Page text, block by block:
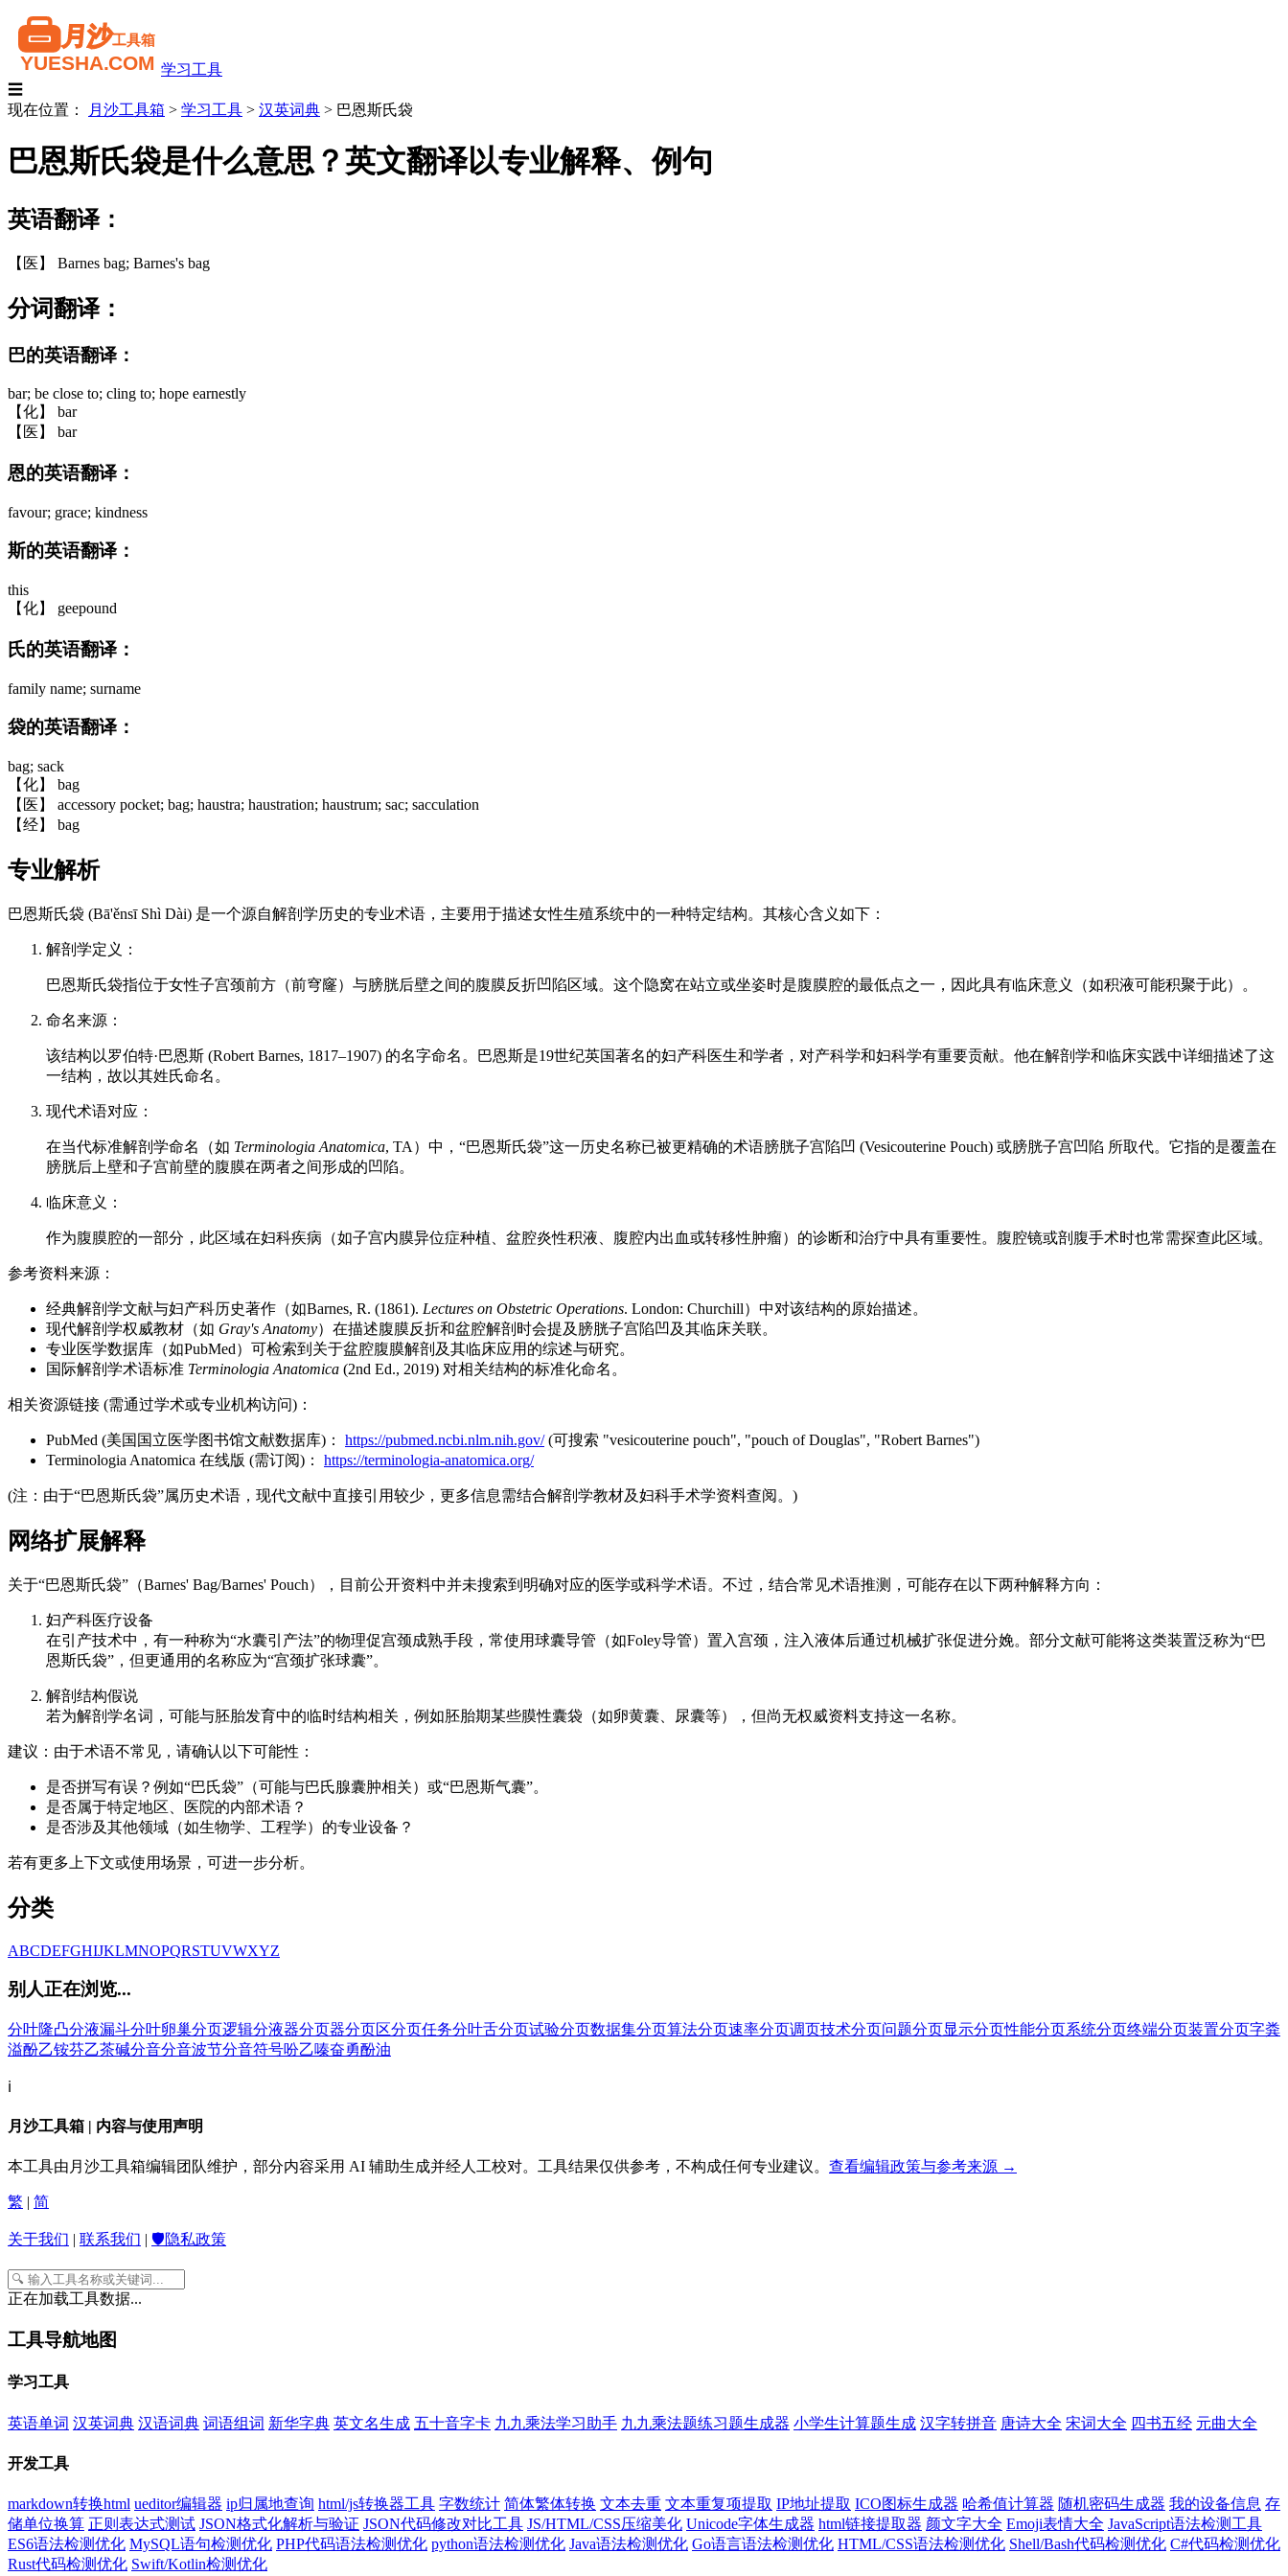
学习工具
☰
现在位置：
月沙工具箱 > 学习工具 > 汉英词典 > 巴恩斯氏袋
巴恩斯氏袋是什么意思？英文翻译以专业解释、例句
英语翻译：
【医】 Barnes bag; Barnes's bag
分词翻译：
巴的英语翻译：
bar; be close to; cling to; hope earnestly
【化】 bar
【医】 bar
恩的英语翻译：
favour; grace; kindness
斯的英语翻译：
this
【化】 geepound
氏的英语翻译：
family name; surname
袋的英语翻译：
bag; sack
【化】 bag
【医】 accessory pocket; bag; haustra; haustration; haustrum; sac; sacculation
【经】 bag
专业解析
巴恩斯氏袋 (Bā'ěnsī Shì Dài) 是一个源自解剖学历史的专业术语，主要用于描述女性生殖系统中的一种特定结构。其核心含义如下：
解剖学定义：
巴恩斯氏袋指位于女性子宫颈前方（前穹窿）与膀胱后壁之间的腹膜反折凹陷区域。这个隐窝在站立或坐姿时是腹膜腔的最低点之一，因此具有临床意义（如积液可能积聚于此）。
命名来源：
该结构以罗伯特·巴恩斯 (Robert Barnes, 1817–1907) 的名字命名。巴恩斯是19世纪英国著名的妇产科医生和学者，对产科学和妇科学有重要贡献。他在解剖学和临床实践中详细描述了这
一结构，故以其姓氏命名。
现代术语对应：
在当代标准解剖学命名（如 Terminologia Anatomica, TA）中，“巴恩斯氏袋”这一历史名称已被更精确的术语膀胱子宫陷凹 (Vesicouterine Pouch) 或膀胱子宫凹陷 所取代。它指的是覆盖在
膀胱后上壁和子宫前壁的腹膜在两者之间形成的凹陷。
临床意义：
作为腹膜腔的一部分，此区域在妇科疾病（如子宫内膜异位症种植、盆腔炎性积液、腹腔内出血或转移性肿瘤）的诊断和治疗中具有重要性。腹腔镜或剖腹手术时也常需探查此区域。
参考资料来源：
经典解剖学文献与妇产科历史著作（如Barnes, R. (1861). Lectures on Obstetric Operations. London: Churchill）中对该结构的原始描述。
现代解剖学权威教材（如 Gray's Anatomy）在描述腹膜反折和盆腔解剖时会提及膀胱子宫陷凹及其临床关联。
专业医学数据库（如PubMed）可检索到关于盆腔腹膜解剖及其临床应用的综述与研究。
国际解剖学术语标准 Terminologia Anatomica (2nd Ed., 2019) 对相关结构的标准化命名。
相关资源链接 (需通过学术或专业机构访问)：
PubMed (美国国立医学图书馆文献数据库)： https://pubmed.ncbi.nlm.nih.gov/(可搜索 "vesicouterine pouch", "pouch of Douglas", "Robert Barnes")
Terminologia Anatomica 在线版 (需订阅)： https://terminologia-anatomica.org/
(注：由于“巴恩斯氏袋”属历史术语，现代文献中直接引用较少，更多信息需结合解剖学教材及妇科手术学资料查阅。)
网络扩展解释
关于“巴恩斯氏袋”（Barnes' Bag/Barnes' Pouch），目前公开资料中并未搜索到明确对应的医学或科学术语。不过，结合常见术语推测，可能存在以下两种解释方向：
妇产科医疗设备
在引产技术中，有一种称为“水囊引产法”的物理促宫颈成熟手段，常使用球囊导管（如Foley导管）置入宫颈，注入液体后通过机械扩张促进分娩。部分文献可能将这类装置泛称为“巴
恩斯氏袋”，但更通用的名称应为“宫颈扩张球囊”。
解剖结构假说
若为解剖学名词，可能与胚胎发育中的临时结构相关，例如胚胎期某些膜性囊袋（如卵黄囊、尿囊等），但尚无权威资料支持这一名称。
建议：由于术语不常见，请确认以下可能性：
是否拼写有误？例如“巴氏袋”（可能与巴氏腺囊肿相关）或“巴恩斯气囊”。
是否属于特定地区、医院的内部术语？
是否涉及其他领域（如生物学、工程学）的专业设备？
若有更多上下文或使用场景，可进一步分析。
分类
ABCDEFGHIJKLMNOPQRSTUVWXYZ
别人正在浏览...
分叶隆凸分液漏斗分叶卵巢分页逻辑分液器分页器分页区分页任务分叶舌分页试验分页数据集分页算法分页速率分页调页技术分页问题分页显示分页性能分页系统分页终端分页装置分页字粪
溢酚乙铵芬乙茶碱分音分音波节分音符号吩乙嗪奋勇酚油
ℹ️
月沙工具箱 | 内容与使用声明
本工具由月沙工具箱编辑团队维护，部分内容采用 AI 辅助生成并经人工校对。工具结果仅供参考，不构成任何专业建议。 查看编辑政策与参考来源 →
繁 简
关于我们 联系我们 🛡️隐私政策
正在加载工具数据...
工具导航地图
学习工具
英语单词 汉英词典 汉语词典 词语组词 新华字典 英文名生成 五十音字卡 九九乘法学习助手 九九乘法题练习题生成器 小学生计算题生成 汉字转拼音 唐诗大全 宋词大全 四书五经 元曲大全
开发工具
markdown转换html ueditor编辑器 ip归属地查询 html/js转换器工具 字数统计 简体繁体转换 文本去重 文本重复项提取 IP地址提取 ICO图标生成器 哈希值计算器 随机密码生成器 我的设备信息 存
储单位换算 正则表达式测试 JSON格式化解析与验证 JSON代码修改对比工具 JS/HTML/CSS压缩美化 Unicode字体生成器 html链接提取器 颜文字大全 Emoji表情大全 JavaScript语法检测工具
ES6语法检测优化 MySQL语句检测优化 PHP代码语法检测优化 python语法检测优化 Java语法检测优化 Go语言语法检测优化 HTML/CSS语法检测优化 Shell/Bash代码检测优化 C#代码检测优化
Rust代码检测优化 Swift/Kotlin检测优化